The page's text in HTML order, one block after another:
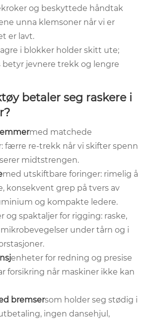
og beskyttede håndtak
unna klemsoner når vi er
er lavt.
i blokker holder skitt ute;
betyr jevnere trekk og lengre
betaler seg raskere i
med matchede
færre re-trekk når vi skifter spenn
midtstrengen.
med utskiftbare foringer: rimelig å
konsekvent grep på tvers av
og kompakte ledere.
og spaktaljer for rigging: raske,
under tårn og i
enheter for redning og presise
forsikring når maskiner ikke kan
bremsersom holder seg stødig i
ingen dansehjul,